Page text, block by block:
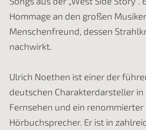
Hommage an den großen
Menschenfreund, dessen
nachwirkt.
Ulrich Noethen ist einer der
deutschen Charakterdarsteller in
Fernsehen und ein renommierter
Hörbuchsprecher. Er ist in